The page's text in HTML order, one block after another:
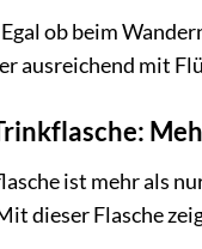
Egal ob beim
ausreichend mit
ist mehr als
dieser Flasche